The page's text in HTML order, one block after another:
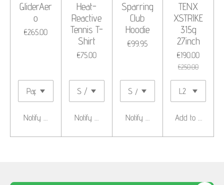
GliderAer
o
€265.00
Notify me when available
Heat-
Reactive
Tennis T-
Shirt
€75.00
Notify me when available
Sparring
Club
Hoodie
€99.95
Notify me when available
TENX
XSTRIKE
315g
27inch
€190.00
€250.00
Add to cart